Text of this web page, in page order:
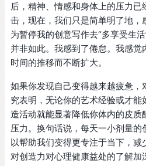
后，精神、情感和身体上的压力
击，现在，我们只是简单明了地，
为暂停我的创意写作去“多享受生
并非如此。我感到了倦怠。我感
时间的推移而不断扩大。
如果你发现自己变得越来越疲惫
究表明，无论你的艺术经验或才
造活动就能显著降低你体内的皮
压力。换句话说，每天一小剂量
以帮助我们变得更专注于当下，
对创造力对心理健康益处的了解加